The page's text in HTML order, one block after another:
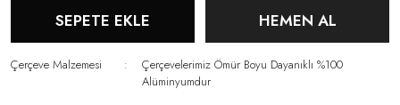
SEPETE EKLE HEMEN AL
Çerçeve Malzemesi
Çerçevelerimiz Ömür Boyu Dayanıklı %100
Alüminyumdur